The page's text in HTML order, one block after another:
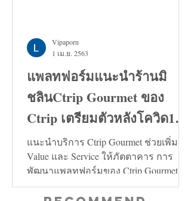
แพลทฟอร์มแนะนำร้านมิ
ชลินCtrip Gourmet ของ
Ctrip เตรียมตัวหลังโควิด19
คลี่คลาย
แนะนำบริการ Ctrip Gourmet ช่วยเพิ่ม
Value และ Service ให้ภัตตาคาร การ
พัฒนาแพลทฟอร์มของ Ctrip Gourmet จะ
ช่วยเพิ่มทั้งในด้าน Value และ...
Vipaporn
1 เม.ย. 2563